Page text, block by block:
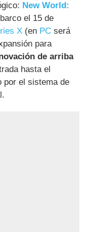
New World:
el 15 de
X (en PC será
para
de arriba
hasta el
por el sistema de